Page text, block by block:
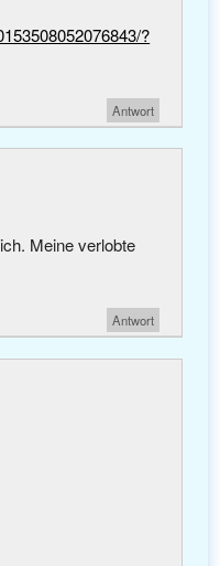
?
Antwort
Meine verlobte
Antwort